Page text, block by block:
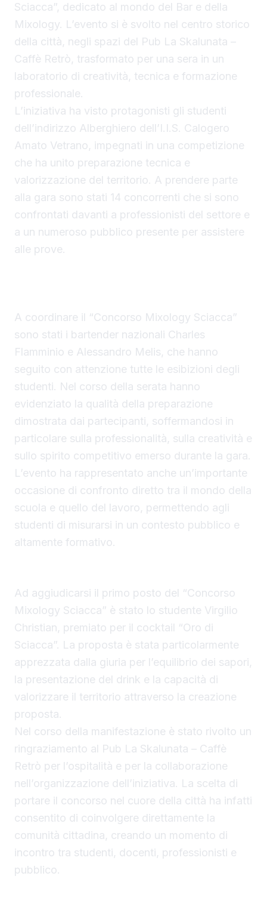
Sciacca”, dedicato al mondo del Bar e della
Mixology. L’evento si è svolto nel centro storico
della città, negli spazi del Pub La Skalunata –
Caffè Retrò, trasformato per una sera in un
laboratorio di creatività, tecnica e formazione
professionale.
L’iniziativa ha visto protagonisti gli studenti
dell’indirizzo Alberghiero dell’I.I.S. Calogero
Amato Vetrano, impegnati in una competizione
che ha unito preparazione tecnica e
valorizzazione del territorio. A prendere parte
alla gara sono stati 14 concorrenti che si sono
confrontati davanti a professionisti del settore e
a un numeroso pubblico presente per assistere
alle prove.
A coordinare il “Concorso Mixology Sciacca”
sono stati i bartender nazionali Charles
Flamminio e Alessandro Melis, che hanno
seguito con attenzione tutte le esibizioni degli
studenti. Nel corso della serata hanno
evidenziato la qualità della preparazione
dimostrata dai partecipanti, soffermandosi in
particolare sulla professionalità, sulla creatività e
sullo spirito competitivo emerso durante la gara.
L’evento ha rappresentato anche un’importante
occasione di confronto diretto tra il mondo della
scuola e quello del lavoro, permettendo agli
studenti di misurarsi in un contesto pubblico e
altamente formativo.
Ad aggiudicarsi il primo posto del “Concorso
Mixology Sciacca” è stato lo studente Virgilio
Christian, premiato per il cocktail “Oro di
Sciacca”. La proposta è stata particolarmente
apprezzata dalla giuria per l’equilibrio dei sapori,
la presentazione del drink e la capacità di
valorizzare il territorio attraverso la creazione
proposta.
Nel corso della manifestazione è stato rivolto un
ringraziamento al Pub La Skalunata – Caffè
Retrò per l’ospitalità e per la collaborazione
nell’organizzazione dell’iniziativa. La scelta di
portare il concorso nel cuore della città ha infatti
consentito di coinvolgere direttamente la
comunità cittadina, creando un momento di
incontro tra studenti, docenti, professionisti e
pubblico.